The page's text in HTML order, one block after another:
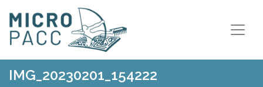
IMG_20230201_154222